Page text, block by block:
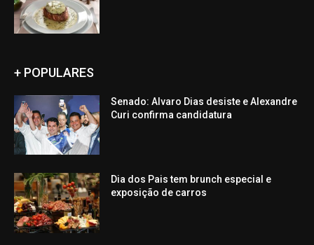
+ POPULARES
Senado: Alvaro Dias desiste e Alexandre
Curi confirma candidatura
Dia dos Pais tem brunch especial e
exposição de carros